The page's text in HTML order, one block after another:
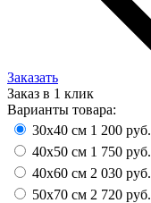
Заказать
Заказ в 1 клик
Варианты товара:
30х40 см 1 200 руб.
40х50 см 1 750 руб.
40х60 см 2 030 руб.
50х70 см 2 720 руб.